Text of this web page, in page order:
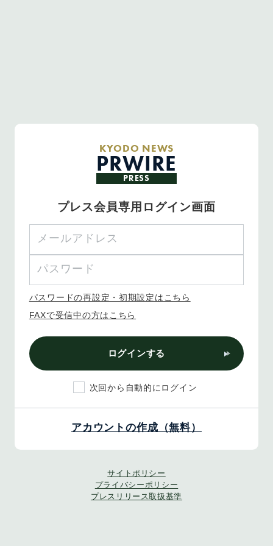
KYODO NEWS
PRWIRE
PRESS
プレス会員専用ログイン画面
パスワードの再設定・初期設定はこちら
FAXで受信中の方はこちら
ログインする
次回から自動的にログイン
アカウントの作成（無料）
サイトポリシー
プライバシーポリシー
プレスリリース取扱基準